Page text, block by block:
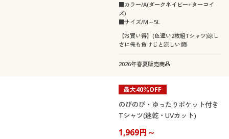
■カラー/A(ダークネイビー+ターコイ
ズ)
■サイズ/M～5L
【お買い得】(色違い2枚組Tシャツ)涼し
さに俺も負けじと涼しい顔!
2026年春夏販売商品
最大40％OFF
のびのび・ゆったりポケット付き
Tシャツ(速乾・UVカット)
1,969円～